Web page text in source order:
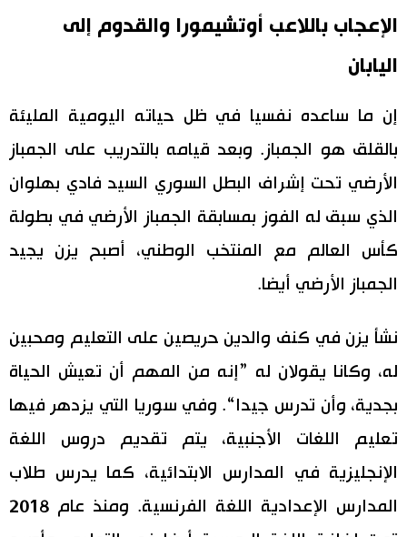
الإعجاب باللاعب أوتشيمورا والقدوم إلى
اليابان
إن ما ساعده نفسيا في ظل حياته اليومية المليئة
بالقلق هو الجمباز. وبعد قيامه بالتدريب على الجمباز
الأرضي تحت إشراف البطل السوري السيد فادي بهلوان
الذي سبق له الفوز بمسابقة الجمباز الأرضي في بطولة
كأس العالم مع المنتخب الوطني، أصبح يزن يجيد
الجمباز الأرضي أيضا.
نشأ يزن في كنف والدين حريصين على التعليم ومحبين
له، وكانا يقولان له ”إنه من المهم أن تعيش الحياة
بجدية، وأن تدرس جيدا“. وفي سوريا التي يزدهر فيها
تعليم اللغات الأجنبية، يتم تقديم دروس اللغة
الإنجليزية في المدارس الابتدائية، كما يدرس طلاب
المدارس الإعدادية اللغة الفرنسية. ومنذ عام 2018